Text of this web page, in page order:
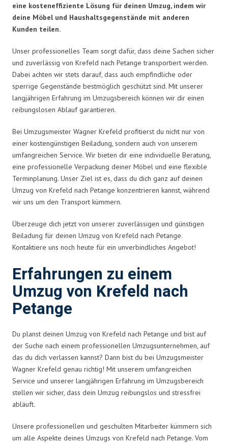
eine kosteneffiziente Lösung für deinen Umzug, indem wir
deine Möbel und Haushaltsgegenstände mit anderen
Kunden teilen.
Unser professionelles Team sorgt dafür, dass deine Sachen sicher
und zuverlässig von Krefeld nach Petange transportiert werden.
Dabei achten wir stets darauf, dass auch empfindliche oder
sperrige Gegenstände bestmöglich geschützt sind. Mit unserer
langjährigen Erfahrung im Umzugsbereich können wir dir einen
reibungslosen Ablauf garantieren.
Bei Umzugsmeister Wagner Krefeld profitierst du nicht nur von
einer kostengünstigen Beiladung, sondern auch von unserem
umfangreichen Service. Wir bieten dir eine individuelle Beratung,
eine professionelle Verpackung deiner Möbel und eine flexible
Terminplanung. Unser Ziel ist es, dass du dich ganz auf deinen
Umzug von Krefeld nach Petange konzentrieren kannst, während
wir uns um den Transport kümmern.
Überzeuge dich jetzt von unserer zuverlässigen und günstigen
Beiladung für deinen Umzug von Krefeld nach Petange.
Kontaktiere uns noch heute für ein unverbindliches Angebot!
Erfahrungen zu einem
Umzug von Krefeld nach
Petange
Du planst deinen Umzug von Krefeld nach Petange und bist auf
der Suche nach einem professionellen Umzugsunternehmen, auf
das du dich verlassen kannst? Dann bist du bei Umzugsmeister
Wagner Krefeld genau richtig! Mit unserem umfangreichen
Service und unserer langjährigen Erfahrung im Umzugsbereich
stellen wir sicher, dass dein Umzug reibungslos und stressfrei
abläuft.
Unsere professionellen und geschulten Mitarbeiter kümmern sich
um alle Aspekte deines Umzugs von Krefeld nach Petange. Vom